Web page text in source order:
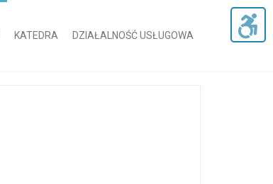
KATEDRA DZIAŁALNOŚĆ USŁUGOWA